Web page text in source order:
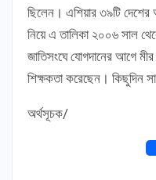
ছিলেন। এশিয়ার ৩৯টি
নিয়ে এ তালিকা ২০০৬ সাল
জাতিসংঘে যোগদানের আগে মীর
শিক্ষকতা করেছেন। কিছুদিন
অর্থসূচক/